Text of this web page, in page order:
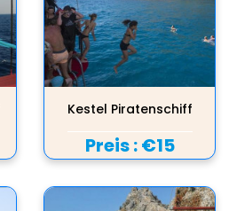
Kestel Piratenschiff
Preis :€15